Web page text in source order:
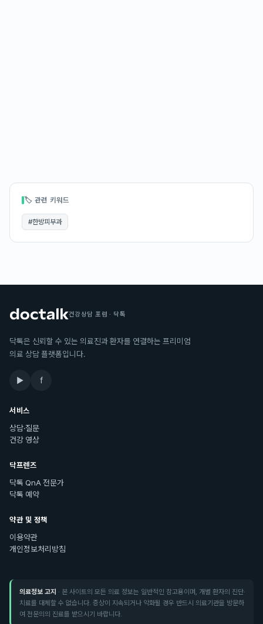
🏷 관련 키워드
#한방피부과
건강상담 포럼 · 닥톡
닥톡은 신뢰할 수 있는 의료진과 환자를 연결하는 프리미엄
의료 상담 플랫폼입니다.
▶ f
서비스
상담·질문
건강 영상
닥프렌즈
닥톡 QnA 전문가
닥톡 예약
약관 및 정책
이용약관
개인정보처리방침
의료정보 고지 · 본 사이트의 모든 의료 정보는 일반적인 참고용이며, 개별 환자의 진단·
치료를 대체할 수 없습니다. 증상이 지속되거나 악화될 경우 반드시 의료기관을 방문하
여 전문의의 진료를 받으시기 바랍니다.